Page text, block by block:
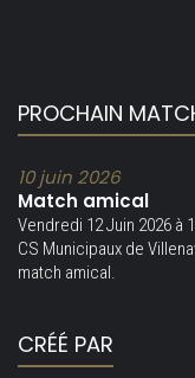
PROCHAIN
10 juin 2026
Match amical
Vendredi 12 Juin 2026 à
CS Municipaux de
match amical.
CRÉÉ PAR